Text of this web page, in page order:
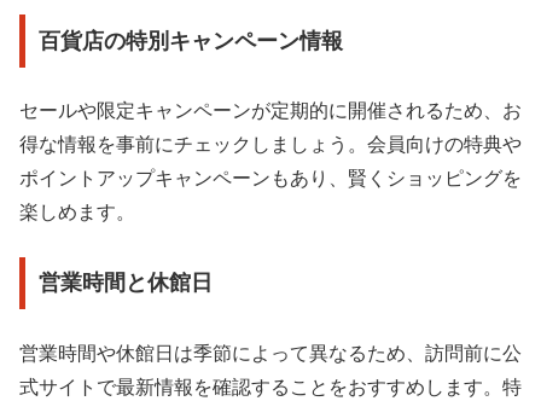
百貨店の特別キャンペーン情報
セールや限定キャンペーンが定期的に開催されるため、お
得な情報を事前にチェックしましょう。会員向けの特典や
ポイントアップキャンペーンもあり、賢くショッピングを
楽しめます。
営業時間と休館日
営業時間や休館日は季節によって異なるため、訪問前に公
式サイトで最新情報を確認することをおすすめします。特